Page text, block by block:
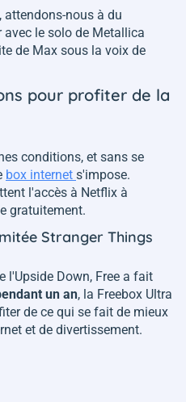
attendons-nous à du
le solo de Metallica
de Max sous la voix de
pour profiter de la
conditions, et sans se
box internet s'impose.
l'accès à Netflix à
gratuitement.
Stranger Things
l'Upside Down, Free a fait
un an, la Freebox Ultra
de ce qui se fait de mieux
et de divertissement.